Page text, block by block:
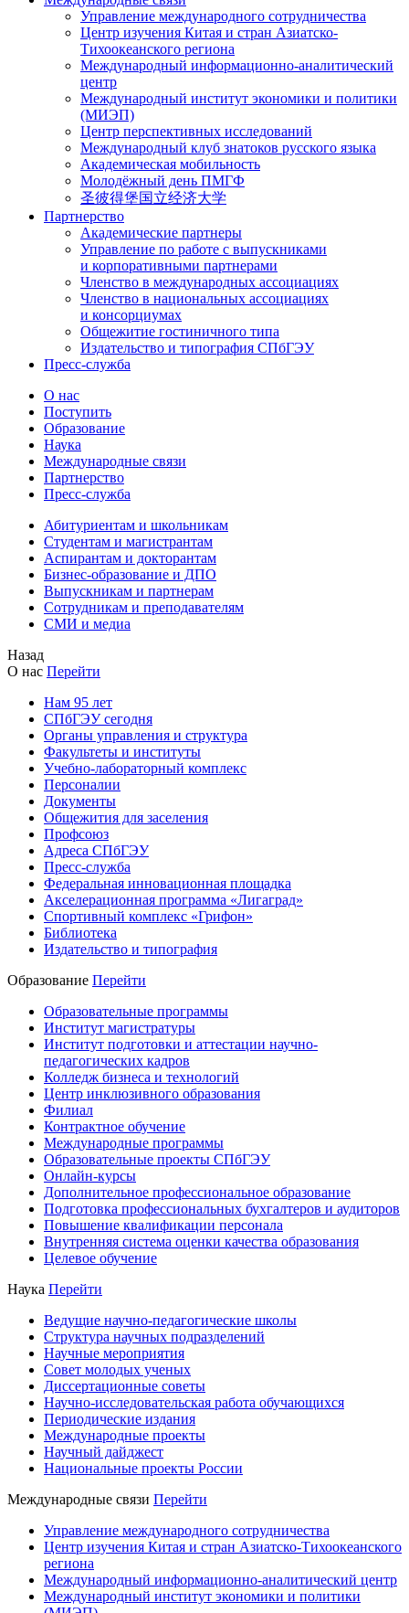
Управление международного сотрудничества
Центр изучения Китая и стран Азиатско-
Тихоокеанского региона
Международный информационно-аналитический
центр
Международный институт экономики и политики
(МИЭП)
Центр перспективных исследований
Международный клуб знатоков русского языка
Академическая мобильность
Молодёжный день ПМГФ
圣彼得堡国立经济大学
Партнерство
Академические партнеры
Управление по работе с выпускниками
и корпоративными партнерами
Членство в международных ассоциациях
Членство в национальных ассоциациях
и консорциумах
Общежитие гостиничного типа
Издательство и типография СПбГЭУ
Пресс-служба
О нас
Поступить
Образование
Наука
Международные связи
Партнерство
Пресс-служба
Абитуриентам и школьникам
Студентам и магистрантам
Аспирантам и докторантам
Бизнес-образование и ДПО
Выпускникам и партнерам
Сотрудникам и преподавателям
СМИ и медиа
Назад
О нас Перейти
Нам 95 лет
СПбГЭУ сегодня
Органы управления и структура
Факультеты и институты
Учебно-лабораторный комплекс
Персоналии
Документы
Общежития для заселения
Профсоюз
Адреса СПбГЭУ
Пресс-служба
Федеральная инновационная площадка
Акселерационная программа «Лигаград»­­
Спортивный комплекс «Грифон»
Библиотека
Издательство и типография
Образование Перейти
Образовательные программы
Институт магистратуры
Институт подготовки и аттестации научно-
педагогических кадров
Колледж бизнеса и технологий
Центр инклюзивного образования
Филиал
Контрактное обучение
Международные программы
Образовательные проекты СПбГЭУ
Онлайн-курсы
Дополнительное профессиональное образование
Подготовка профессиональных бухгалтеров и аудиторов
Повышение квалификации персонала
Внутренняя система оценки качества образования
Целевое обучение
Наука Перейти
Ведущие научно-педагогические школы
Структура научных подразделений
Научные мероприятия
Совет молодых ученых
Диссертационные советы
Научно-исследовательская работа обучающихся
Периодические издания
Международные проекты
Научный дайджест
Национальные проекты России
Международные связи Перейти
Управление международного сотрудничества
Центр изучения Китая и стран Азиатско-Тихоокеанского
региона
Международный информационно-аналитический центр
Международный институт экономики и политики